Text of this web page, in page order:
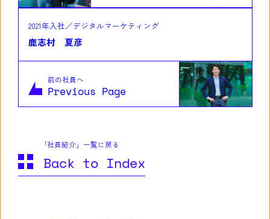
2021年入社／デジタルマーケティング
鹿志村 夏彦
前の社員へ
Previous Page
｢社員紹介」一覧に戻る
Back to Index